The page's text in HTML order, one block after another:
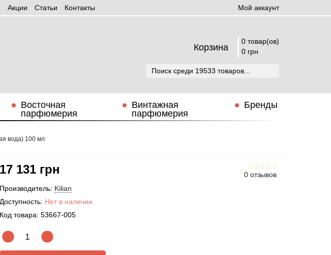
Aкции Статьи Контакты Мой аккаунт
Корзина
0 товар(ов)
0 грн
Восточная
парфюмерия
Винтажная
парфюмерия
Бренды
вода) 100 мл
0 отзывов
17 131 грн
Производитель: Kilian
Доступность: Нет в наличии
Код товара: 53667-005